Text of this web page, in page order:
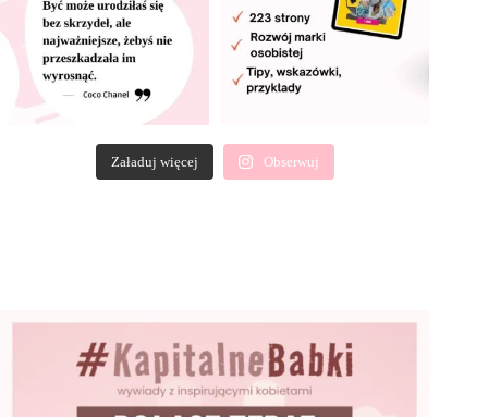
Załaduj więcej Obserwuj